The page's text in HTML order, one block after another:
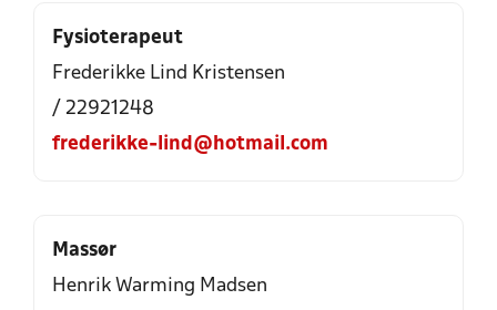
Fysioterapeut
Frederikke Lind Kristensen
/ 22921248
frederikke-lind@hotmail.com
Massør
Henrik Warming Madsen